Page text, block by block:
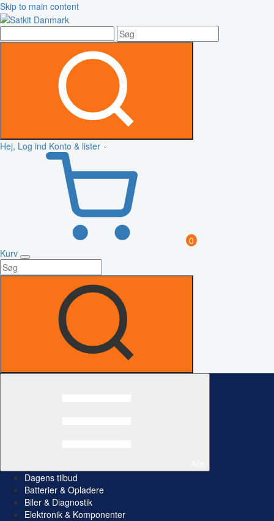
Skip to main content
Hej, Log ind Konto & lister
0
Kurv
Dagens tilbud
Batterier & Opladere
Biler & Diagnostik
Elektronik & Komponenter